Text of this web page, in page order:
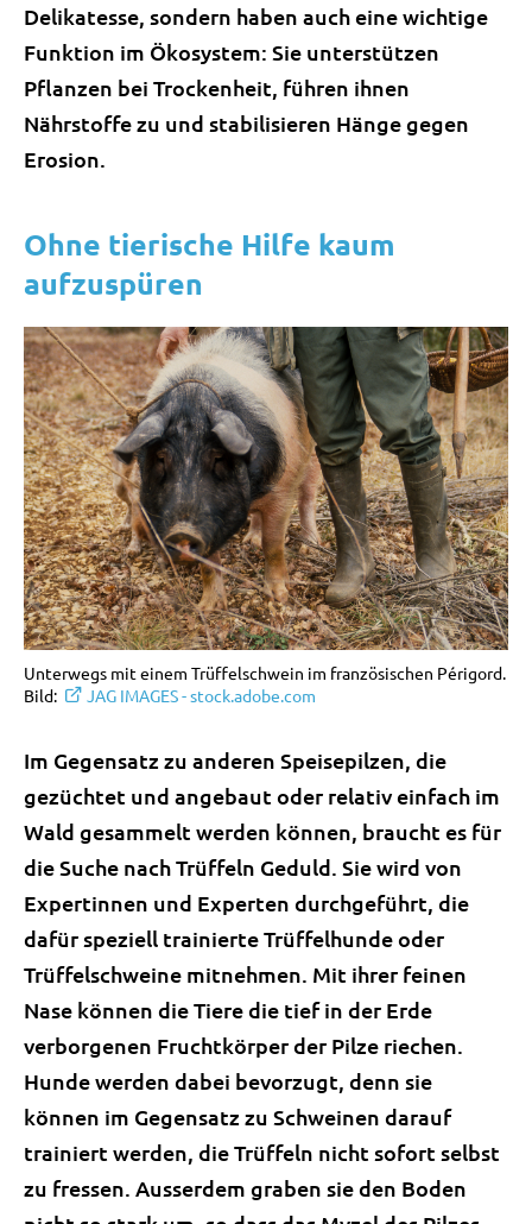
Delikatesse, sondern haben auch eine wichtige
Funktion im Ökosystem: Sie unterstützen
Pflanzen bei Trockenheit, führen ihnen
Nährstoffe zu und stabilisieren Hänge gegen
Erosion.
Ohne tierische Hilfe kaum
aufzuspüren
Unterwegs mit einem Trüffelschwein im französischen Périgord.
Bild:
JAG IMAGES - stock.adobe.com
Im Gegensatz zu anderen Speisepilzen, die
gezüchtet und angebaut oder relativ einfach im
Wald gesammelt werden können, braucht es für
die Suche nach Trüffeln Geduld. Sie wird von
Expertinnen und Experten durchgeführt, die
dafür speziell trainierte Trüffelhunde oder
Trüffelschweine mitnehmen. Mit ihrer feinen
Nase können die Tiere die tief in der Erde
verborgenen Fruchtkörper der Pilze riechen.
Hunde werden dabei bevorzugt, denn sie
können im Gegensatz zu Schweinen darauf
trainiert werden, die Trüffeln nicht sofort selbst
zu fressen. Ausserdem graben sie den Boden